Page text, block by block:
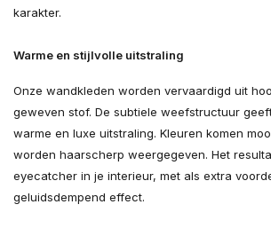
karakter.
Warme en stijlvolle uitstraling
Onze wandkleden worden vervaardigd uit
geweven stof. De subtiele weefstructuur
warme en luxe uitstraling. Kleuren komen
worden haarscherp weergegeven. Het
eyecatcher in je interieur, met als extra
geluidsdempend effect.